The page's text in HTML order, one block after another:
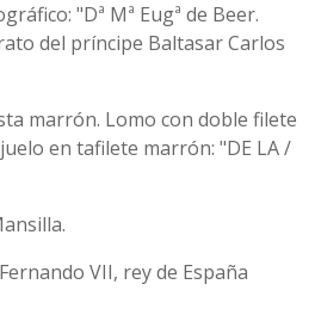
"Dª Mª Eugª de Beer.
del príncipe Baltasar Carlos
marrón. Lomo con doble filete
en tafilete marrón: "DE LA /
VII, rey de España